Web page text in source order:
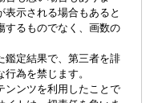
示される場合もあると
するものでなく、画数の
鑑定結果で、第三者を誹
為を禁じます。
ンンツを利用したことで